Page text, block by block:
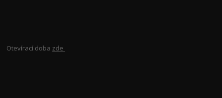
Otevírací doba zde